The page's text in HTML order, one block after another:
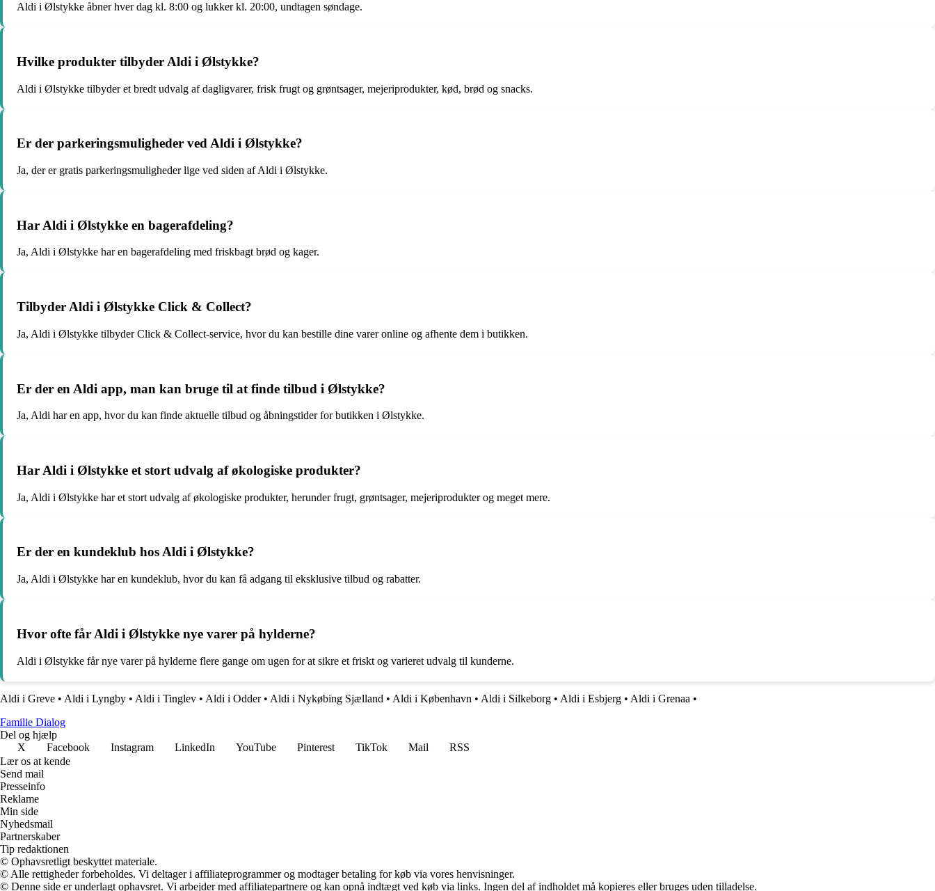
Aldi i Ølstykke åbner hver dag kl. 8:00 og lukker kl. 20:00, undtagen søndage.
Hvilke produkter tilbyder Aldi i Ølstykke?
Aldi i Ølstykke tilbyder et bredt udvalg af dagligvarer, frisk frugt og grøntsager, mejeriprodukter, kød, brød og snacks.
Er der parkeringsmuligheder ved Aldi i Ølstykke?
Ja, der er gratis parkeringsmuligheder lige ved siden af Aldi i Ølstykke.
Har Aldi i Ølstykke en bagerafdeling?
Ja, Aldi i Ølstykke har en bagerafdeling med friskbagt brød og kager.
Tilbyder Aldi i Ølstykke Click & Collect?
Ja, Aldi i Ølstykke tilbyder Click & Collect-service, hvor du kan bestille dine varer online og afhente dem i butikken.
Er der en Aldi app, man kan bruge til at finde tilbud i Ølstykke?
Ja, Aldi har en app, hvor du kan finde aktuelle tilbud og åbningstider for butikken i Ølstykke.
Har Aldi i Ølstykke et stort udvalg af økologiske produkter?
Ja, Aldi i Ølstykke har et stort udvalg af økologiske produkter, herunder frugt, grøntsager, mejeriprodukter og meget mere.
Er der en kundeklub hos Aldi i Ølstykke?
Ja, Aldi i Ølstykke har en kundeklub, hvor du kan få adgang til eksklusive tilbud og rabatter.
Hvor ofte får Aldi i Ølstykke nye varer på hylderne?
Aldi i Ølstykke får nye varer på hylderne flere gange om ugen for at sikre et friskt og varieret udvalg til kunderne.
Aldi i Greve • Aldi i Lyngby • Aldi i Tinglev • Aldi i Odder• Aldi i Nykøbing Sjælland • Aldi i København • Aldi i Silkeborg • Aldi i Esbjerg • Aldi i Grenaa •
Familie Dialog
Del og hjælp
X
Facebook Instagram LinkedIn YouTube Pinterest TikTok Mail
RSS
Lær os at kende
Send mail
Presseinfo
Reklame
Min side
Nyhedsmail
Partnerskaber
Tip redaktionen
© Ophavsretligt beskyttet materiale.
© Alle rettigheder forbeholdes. Vi deltager i affiliateprogrammer og modtager betaling for køb via vores henvisninger.
© Denne side er underlagt ophavsret. Vi arbejder med affiliatepartnere og kan opnå indtægt ved køb via links. Ingen del af indholdet må kopieres eller bruges uden tilladelse.